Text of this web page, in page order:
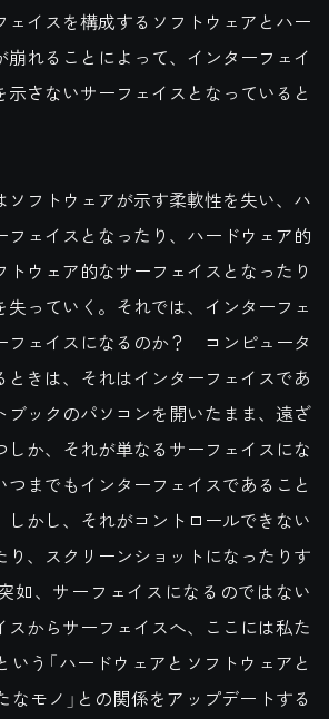
ェイスを構成するソフトウェアとハー
崩れることによって、インターフェイ
示さないサーフェイスとなっていると
ソフトウェアが示す柔軟性を失い、ハ
フェイスとなったり、ハードウェア的
トウェア的なサーフェイスとなったり
失っていく。それでは、インターフェ
フェイスになるのか？ コンピュータ
ときは、それはインターフェイスであ
ブックのパソコンを開いたまま、遠ざ
しか、それが単なるサーフェイスにな
つまでもインターフェイスであること
しかし、それがコントロールできない
り、スクリーンショットになったりす
如、サーフェイスになるのではない
スからサーフェイスへ、ここには私た
いう「ハードウェアとソフトウェアと
なモノ」との関係をアップデートする